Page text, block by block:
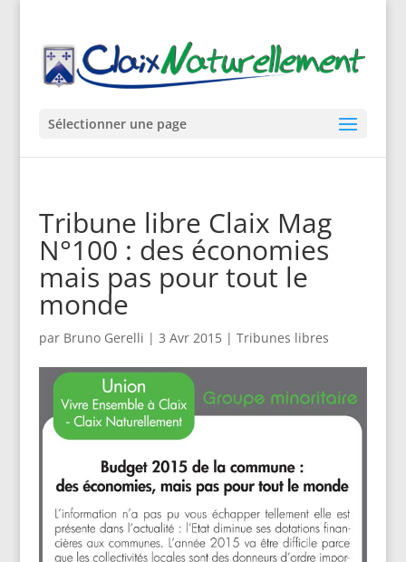
Sélectionner une page
Tribune libre Claix Mag
N°100 : des économies
mais pas pour tout le
monde
par Bruno Gerelli | 3 Avr 2015| Tribunes libres